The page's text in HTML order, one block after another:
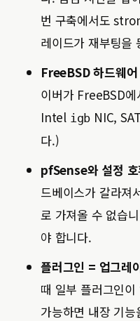
번 구축에서도
레이드가 재부팅을
FreeBSD 하드웨어
이버가 FreeBSD
Intel igb NIC,
다.)
pfSense와 설정 호
드베이스가 갈라져
로 가져올 수 없습
야 합니다.
플러그인 = 업그레
때 일부 플러그인
가능하면 내장 기